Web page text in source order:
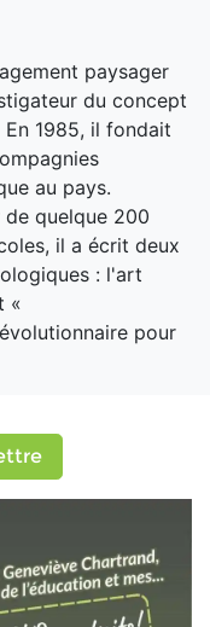
paysager
du concept
1985, il fondait
au pays.
quelque 200
il a écrit deux
: l'art
«
pour